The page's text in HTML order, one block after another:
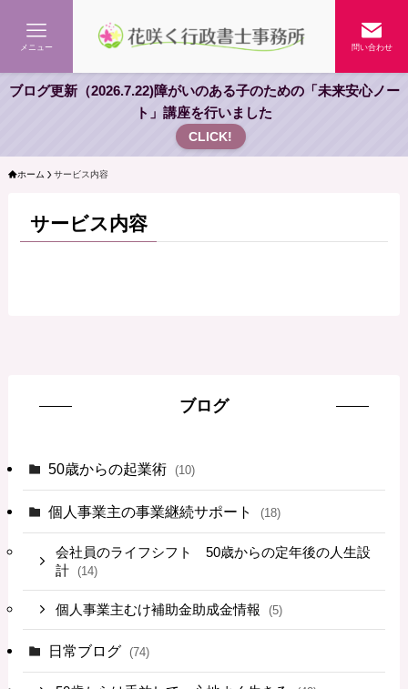
問い合わせ
メニュー
ブログ更新（2026.7.22)障がいのある子のための「未来安心ノー
ト」講座を行いました
CLICK!
ホーム サービス内容
サービス内容
ブログ
50歳からの起業術 (10)
個人事業主の事業継続サポート (18)
会社員のライフシフト 50歳からの定年後の人生設
計
(14)
個人事業主むけ補助金助成金情報 (5)
日常ブログ (74)